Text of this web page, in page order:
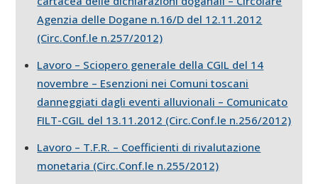
Agenzia delle Dogane n.16/D del 12.11.2012
(Circ.Conf.le n.257/2012)
Lavoro – Sciopero generale della CGIL del 14
novembre – Esenzioni nei Comuni toscani
danneggiati dagli eventi alluvionali – Comunicato
FILT-CGIL del 13.11.2012 (Circ.Conf.le n.256/2012)
Lavoro – T.F.R. – Coefficienti di rivalutazione
monetaria (Circ.Conf.le n.255/2012)